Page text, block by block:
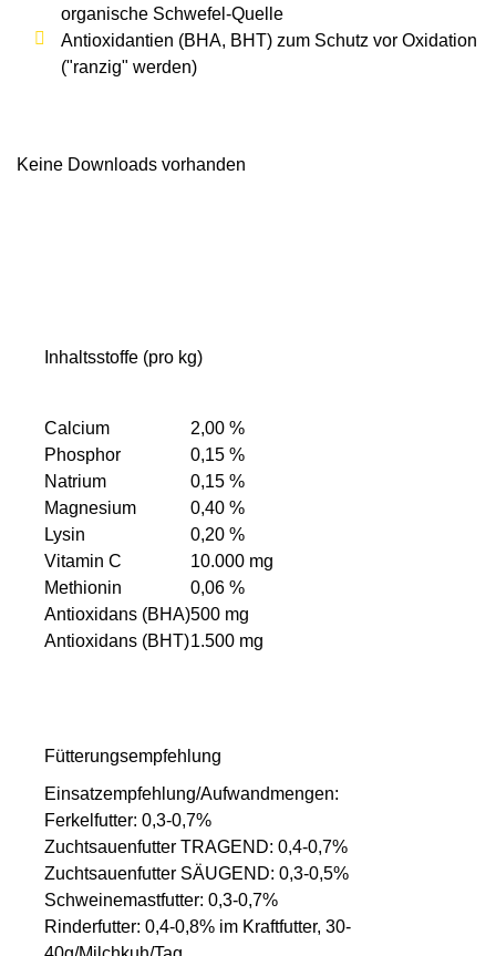
organische Schwefel-Quelle
Antioxidantien (BHA, BHT) zum Schutz vor Oxidation
("ranzig" werden)
Keine Downloads vorhanden
Inhaltsstoffe (pro kg)
Calcium
2,00 %
Phosphor
0,15 %
Natrium
0,15 %
Magnesium
0,40 %
Lysin
0,20 %
Vitamin C
10.000 mg
Methionin
0,06 %
Antioxidans (BHA)500 mg
Antioxidans (BHT)1.500 mg
Fütterungsempfehlung
Einsatzempfehlung/Aufwandmengen:
Ferkelfutter: 0,3-0,7%
Zuchtsauenfutter TRAGEND: 0,4-0,7%
Zuchtsauenfutter SÄUGEND: 0,3-0,5%
Schweinemastfutter: 0,3-0,7%
Rinderfutter: 0,4-0,8% im Kraftfutter, 30-